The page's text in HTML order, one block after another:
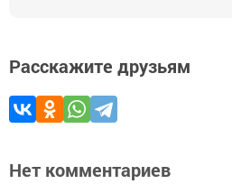
Расскажите друзьям
Нет комментариев